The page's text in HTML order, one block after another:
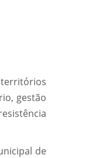
gestão
de